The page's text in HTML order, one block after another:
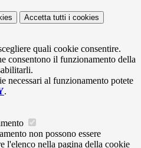
Accetta tutti i cookies
quali cookie consentire.
consentono il funzionamento della
necessari al funzionamento potete
.
non possono essere
l'elenco nella pagina della cookie